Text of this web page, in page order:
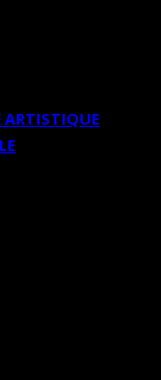
ARTISTIQUE